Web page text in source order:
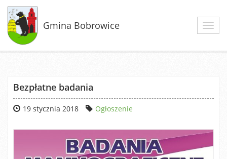
Gmina Bobrowice
Bezpłatne badania
19 stycznia 2018 Ogłoszenie